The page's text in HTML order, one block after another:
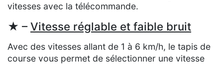
vitesses avec la télécommande.
★ –Vitesse réglable et faible bruit
Avec des vitesses allant de 1 à 6 km/h, le tapis de
course vous permet de sélectionner une vitesse